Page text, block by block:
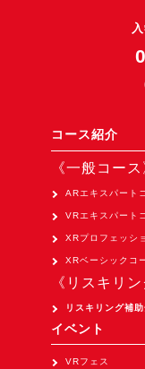
超体験★販促システ
MR体験型研修プラ
3D空間キャプチャー
開発中
製造現場を革新する
《企業研修》
コース紹介
《一般コース
ARエキスパート
VRエキスパート
XRプロフェッシ
XRベーシックコ
《リスキリ
リスキリング補
イベント
VRフェス